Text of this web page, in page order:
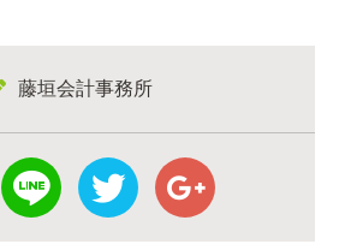
藤垣会計事務所